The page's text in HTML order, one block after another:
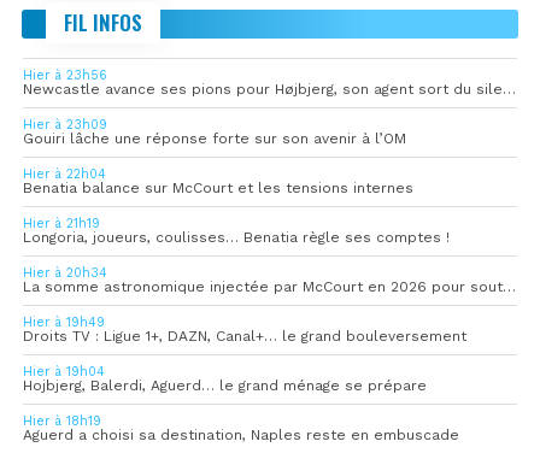
FIL INFOS
Hier à 23h56
Newcastle avance ses pions pour Højbjerg, son agent sort du silence
Hier à 23h09
Gouiri lâche une réponse forte sur son avenir à l’OM
Hier à 22h04
Benatia balance sur McCourt et les tensions internes
Hier à 21h19
Longoria, joueurs, coulisses… Benatia règle ses comptes !
Hier à 20h34
La somme astronomique injectée par McCourt en 2026 pour soutenir l’OM
Hier à 19h49
Droits TV : Ligue 1+, DAZN, Canal+… le grand bouleversement
Hier à 19h04
Hojbjerg, Balerdi, Aguerd… le grand ménage se prépare
Hier à 18h19
Aguerd a choisi sa destination, Naples reste en embuscade